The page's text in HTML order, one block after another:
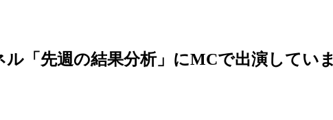
先週の結果分析」にMCで出演していま